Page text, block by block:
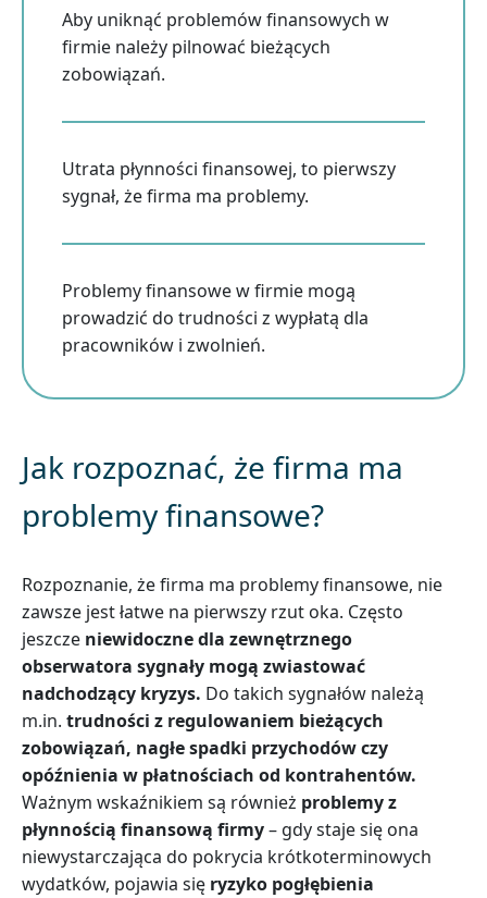
Aby uniknąć problemów finansowych w
firmie należy pilnować bieżących
zobowiązań.
Utrata płynności finansowej, to pierwszy
sygnał, że firma ma problemy.
Problemy finansowe w firmie mogą
prowadzić do trudności z wypłatą dla
pracowników i zwolnień.
Jak rozpoznać, że firma ma
problemy finansowe?
Rozpoznanie, że firma ma problemy finansowe, nie
zawsze jest łatwe na pierwszy rzut oka. Często
jeszcze niewidoczne dla zewnętrznego
obserwatora sygnały mogą zwiastować
nadchodzący kryzys. Do takich sygnałów należą
m.in. trudności z regulowaniem bieżących
zobowiązań, nagłe spadki przychodów czy
opóźnienia w płatnościach od kontrahentów.
Ważnym wskaźnikiem są również problemy z
płynnością finansową firmy– gdy staje się ona
niewystarczająca do pokrycia krótkoterminowych
wydatków, pojawia się ryzyko pogłębienia